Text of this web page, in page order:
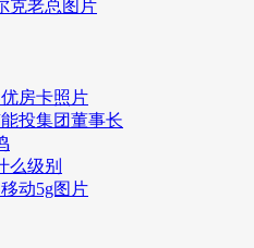
克老总图片
房卡照片
投集团董事长
么级别
动5g图片